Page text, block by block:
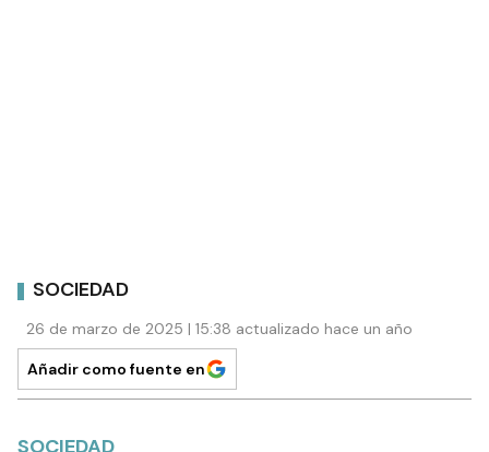
SOCIEDAD
26 de marzo de 2025 | 15:38 actualizado hace un año
Añadir como fuente en
SOCIEDAD